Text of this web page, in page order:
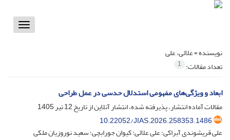
Toggle
نویسنده =علائی، علی
تعداد مقالات: 1
ابعاد و ویژگی‌های مفهومی استدلال حدسی در عمل طراحی
مقالات آماده انتشار، پذیرفته شده، انتشار آنلاین از تاریخ12 تیر 1405
10.22052/JIAS.2026.258353.1486
علی قریشوندی آبراکی؛ علی علائی؛ کیوان جورابچی؛ سعید نوروزیان ملکی